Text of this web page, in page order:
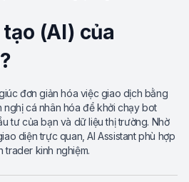
(AI) của
đơn giản hóa việc giao dịch bằng
cá nhân hóa để khởi chạy bot
tư của bạn và dữ liệu thị trường. Nhờ
diện trực quan, AI Assistant phù hợp
trader kinh nghiệm.